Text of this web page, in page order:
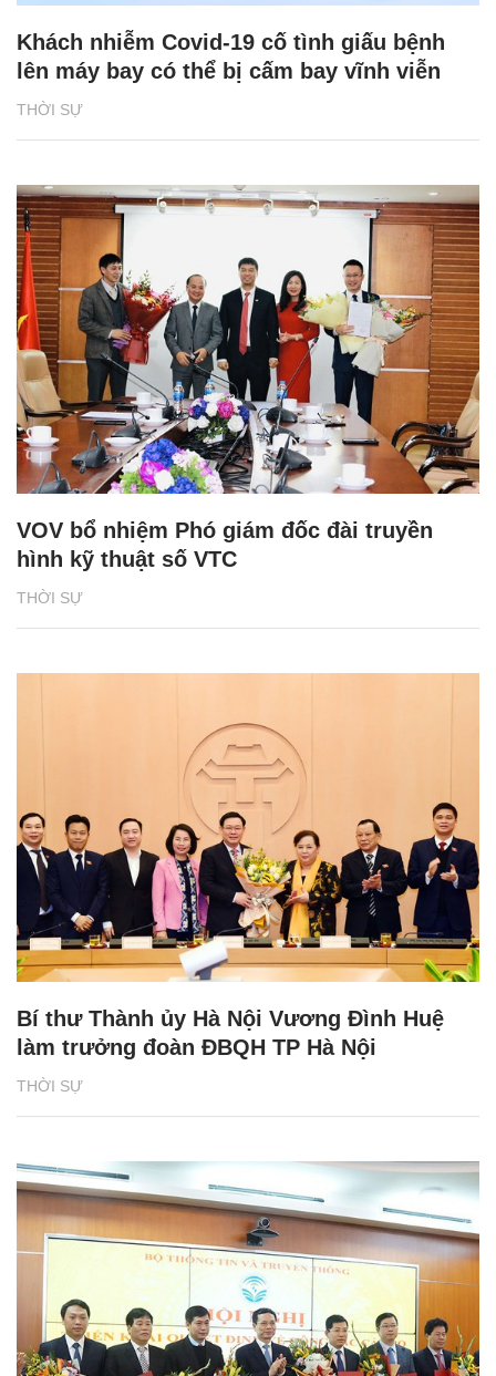
THỜI SỰ
Khách nhiễm Covid-19 cố tình giấu bệnh
lên máy bay có thể bị cấm bay vĩnh viễn
THỜI SỰ
VOV bổ nhiệm Phó giám đốc đài truyền
hình kỹ thuật số VTC
THỜI SỰ
Bí thư Thành ủy Hà Nội Vương Đình Huệ
làm trưởng đoàn ĐBQH TP Hà Nội